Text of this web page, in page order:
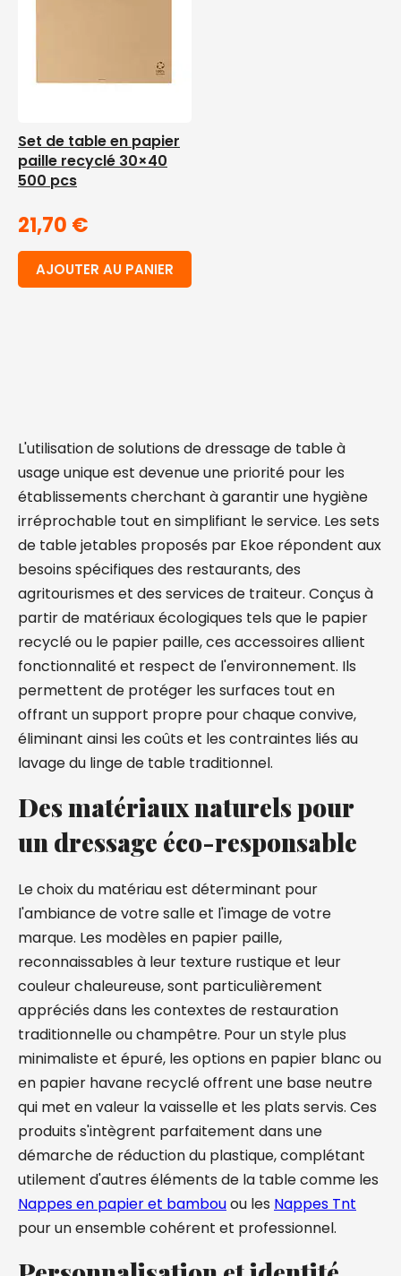
Set de table en papier
paille recyclé 30×40
500 pcs
21,70 €
AJOUTER AU PANIER
L'utilisation de solutions de dressage de table à
usage unique est devenue une priorité pour les
établissements cherchant à garantir une hygiène
irréprochable tout en simplifiant le service. Les sets
de table jetables proposés par Ekoe répondent aux
besoins spécifiques des restaurants, des
agritourismes et des services de traiteur. Conçus à
partir de matériaux écologiques tels que le papier
recyclé ou le papier paille, ces accessoires allient
fonctionnalité et respect de l'environnement. Ils
permettent de protéger les surfaces tout en
offrant un support propre pour chaque convive,
éliminant ainsi les coûts et les contraintes liés au
lavage du linge de table traditionnel.
Des matériaux naturels pour
un dressage éco-responsable
Le choix du matériau est déterminant pour
l'ambiance de votre salle et l'image de votre
marque. Les modèles en papier paille,
reconnaissables à leur texture rustique et leur
couleur chaleureuse, sont particulièrement
appréciés dans les contextes de restauration
traditionnelle ou champêtre. Pour un style plus
minimaliste et épuré, les options en papier blanc ou
en papier havane recyclé offrent une base neutre
qui met en valeur la vaisselle et les plats servis. Ces
produits s'intègrent parfaitement dans une
démarche de réduction du plastique, complétant
utilement d'autres éléments de la table comme les
Nappes en papier et bambouou les Nappes Tnt
pour un ensemble cohérent et professionnel.